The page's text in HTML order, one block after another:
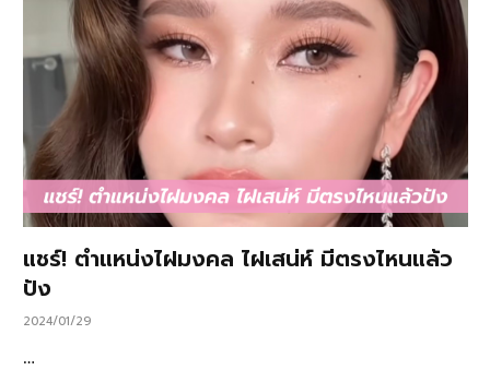
แชร์! ตำแหน่งไฝมงคล ไฝเสน่ห์ มีตรงไหนแล้ว
ปัง
2024/01/29
…